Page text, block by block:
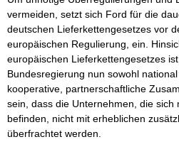
vermeiden, setzt sich Ford für die
deutschen Lieferkettengesetzes vor
europäischen Regulierung, ein.
europäischen Lieferkettengesetzes
Bundesregierung nun sowohl
kooperative, partnerschaftliche
sein, dass die Unternehmen, die sich
befinden, nicht mit erheblichen
überfrachtet werden.